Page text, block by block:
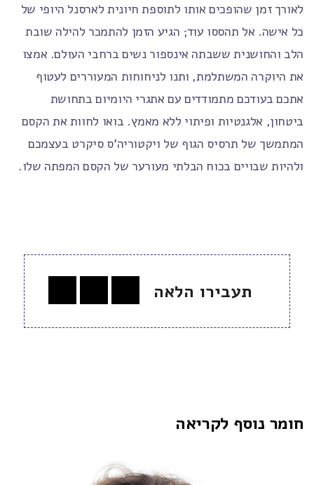
לאורך זמן שהופכים אותו לתוספת חיונית לארסנל היופי של
כל אישה. אל תהססו עוד; הגיע הזמן להתמכר להילה שובת
הלב והחושנית ששבתה אינספור נשים ברחבי העולם. אמצו
את היוקרה המשתלמת, ותנו לניחוחות המעוררים לעטוף
אתכם בעודכם מתמודדים עם אתגרי היומיום בתחושת
ביטחון, אלגנטיות ופיתוי ללא מאמץ. בואו לחוות את הקסם
המתמשך של תרסיס הגוף של ויקטוריה'ס סיקרט בעצמכם
ולהיות שבויים בכוח הבלתי מעורער של הקסם המפתה שלו.
תעבירו הלאה
חומר נוסף לקריאה